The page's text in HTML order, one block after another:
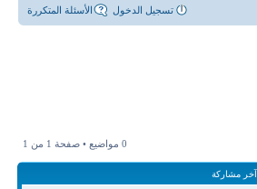
الأسئلة المتكررة تسجيل الدخول
0 مواضيع • صفحة 1 من 1
آخر مشاركة